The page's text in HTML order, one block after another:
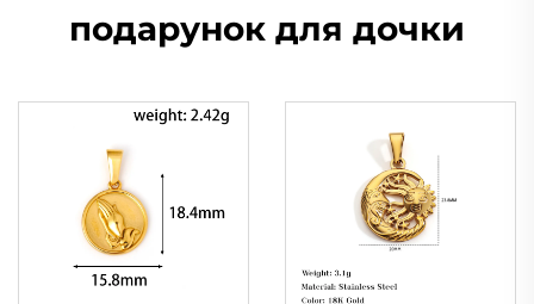
подарунок для дочки